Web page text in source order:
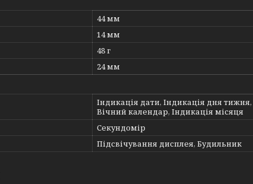
44 мм
14 мм
48 г
24 мм
Індикація дати, Індикація дня
Вічний календар, Індикація місяця
Секундомір
Підсвічування дисплея, Будильник